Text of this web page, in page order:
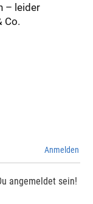
– leider
Co.
Anmelden
angemeldet sein!